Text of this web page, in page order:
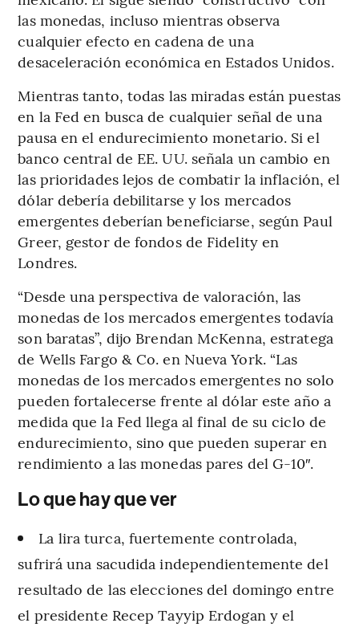
las monedas, incluso mientras observa
cualquier efecto en cadena de una
desaceleración económica en Estados Unidos.
Mientras tanto, todas las miradas están puestas
en la Fed en busca de cualquier señal de una
pausa en el endurecimiento monetario. Si el
banco central de EE. UU. señala un cambio en
las prioridades lejos de combatir la inflación, el
dólar debería debilitarse y los mercados
emergentes deberían beneficiarse, según Paul
Greer, gestor de fondos de Fidelity en
Londres.
“Desde una perspectiva de valoración, las
monedas de los mercados emergentes todavía
son baratas”, dijo Brendan McKenna, estratega
de Wells Fargo & Co. en Nueva York. “Las
monedas de los mercados emergentes no solo
pueden fortalecerse frente al dólar este año a
medida que la Fed llega al final de su ciclo de
endurecimiento, sino que pueden superar en
rendimiento a las monedas pares del G-10″.
Lo que hay que ver
La lira turca, fuertemente controlada,
sufrirá una sacudida independientemente del
resultado de las elecciones del domingo entre
el presidente Recep Tayyip Erdogan y el